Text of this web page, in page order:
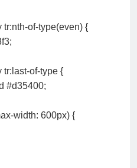
tr:nth-of-type(even) {
tr:last-of-type {
#d35400;
width: 600px) {